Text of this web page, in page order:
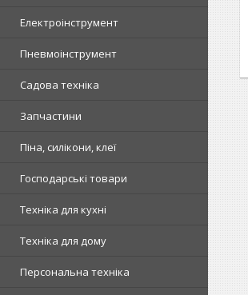
Електроінструмент
Пневмоінструмент
Садова техніка
Запчастини
Піна, силікони, клеї
Господарські товари
Техніка для кухні
Техніка для дому
Персональна техніка